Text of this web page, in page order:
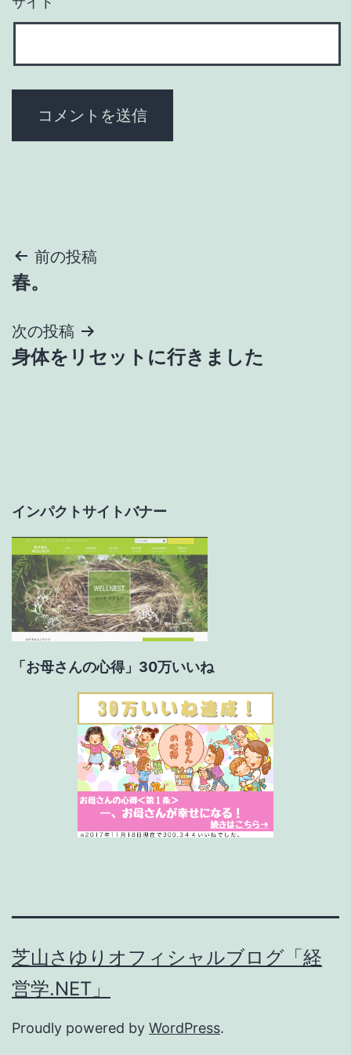
投
稿
ナ
ビ
ョ
ン
前の投稿
春。
次の投稿
身体をリセットに行きました
インパクトサイトバナー
「お母さんの心得」30万いいね
芝山さゆりオフィシャルブログ「経
営学.NET」
Proudly powered by WordPress.